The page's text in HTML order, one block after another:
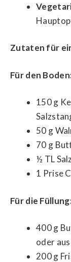
Zutaten für
Für den
150 g
50 g
70 g
½ TL
1 Prise
Für die
400 g
oder
200 g